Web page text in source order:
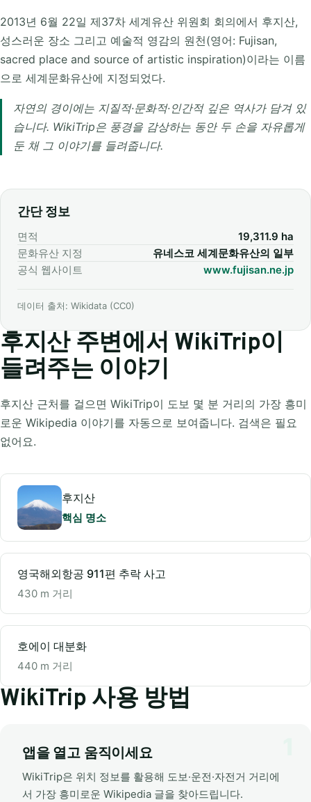
2013년 6월 22일 제37차 세계유산 위원회 회의에서 후지산,
성스러운 장소 그리고 예술적 영감의 원천(영어: Fujisan,
sacred place and source of artistic inspiration)이라는 이름
으로 세계문화유산에 지정되었다.
자연의 경이에는 지질적·문화적·인간적 깊은 역사가 담겨 있
습니다. WikiTrip은 풍경을 감상하는 동안 두 손을 자유롭게
둔 채 그 이야기를 들려줍니다.
간단 정보
면적
19,311.9 ha
문화유산 지정
유네스코 세계문화유산의 일부
공식 웹사이트
www.fujisan.ne.jp
데이터 출처: Wikidata (CC0)
후지산 주변에서 WikiTrip이
들려주는 이야기
후지산 근처를 걸으면 WikiTrip이 도보 몇 분 거리의 가장 흥미
로운 Wikipedia 이야기를 자동으로 보여줍니다. 검색은 필요
없어요.
후지산
핵심 명소
영국해외항공 911편 추락 사고
430 m 거리
호에이 대분화
440 m 거리
WikiTrip 사용 방법
앱을 열고 움직이세요
WikiTrip은 위치 정보를 활용해 도보·운전·자전거 거리에
서 가장 흥미로운 Wikipedia 글을 찾아드립니다.